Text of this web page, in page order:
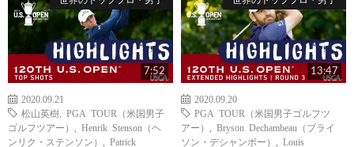
7:52
2020.09.21
松山英樹
PGA TOUR（米国男子
ゴルフツアー）
Henrik Stenson（ヘ
ンリク・ステンソン）
Patrick
13:47
2020.09.20
PGA TOUR（米国男子ゴルフツ
アー）
Bryson Dechambeau（ブライ
ソン・デシャンボー）
Louis